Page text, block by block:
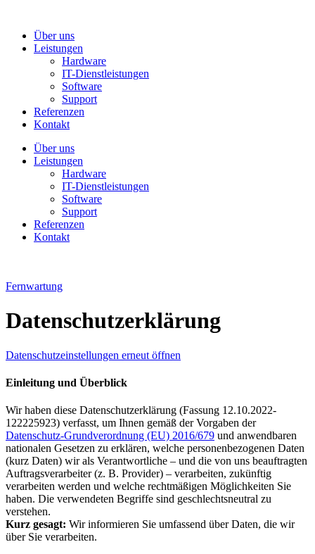
Über uns
Leistungen
Hardware
IT-Dienstleistungen
Software
Support
Referenzen
Kontakt
Über uns
Leistungen
Hardware
IT-Dienstleistungen
Software
Support
Referenzen
Kontakt
Fernwartung
Datenschutzerklärung
Datenschutzeinstellungen erneut öffnen
Einleitung und Überblick
Wir haben diese Datenschutzerklärung (Fassung 12.10.2022-
122225923) verfasst, um Ihnen gemäß der Vorgaben der
Datenschutz-Grundverordnung (EU) 2016/679 und anwendbaren
nationalen Gesetzen zu erklären, welche personenbezogenen Daten
(kurz Daten) wir als Verantwortliche – und die von uns beauftragten
Auftragsverarbeiter (z. B. Provider) – verarbeiten, zukünftig
verarbeiten werden und welche rechtmäßigen Möglichkeiten Sie
haben. Die verwendeten Begriffe sind geschlechtsneutral zu
verstehen.
Kurz gesagt: Wir informieren Sie umfassend über Daten, die wir
über Sie verarbeiten.